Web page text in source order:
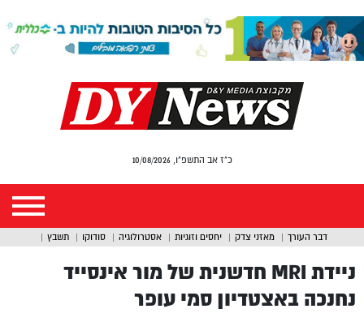
כ"ז אב התשפ"ו, 10/08/2026
דבר העורך מאזני צדק יחסים וזוגיות אסטרולוגיה סודוקו תשבץ
ניידת MRI חדשנית של מור אינסייד
נחנכה באצטדיון סמי עופר